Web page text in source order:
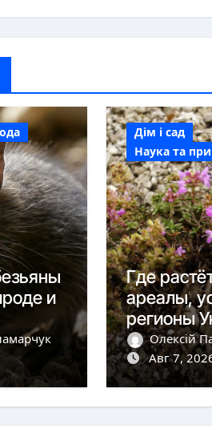
и
Дім і сад
Наука та
Где
ареалы,
регионы
Олексій
Авг 7,